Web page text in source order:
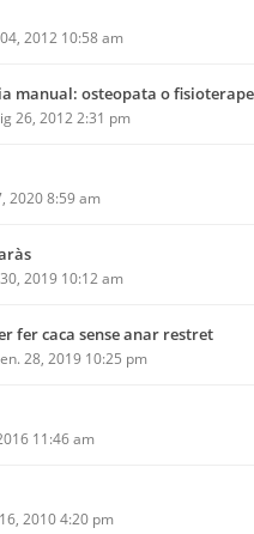
2012 10:58 am
manual: osteopata o
26, 2012 2:31 pm
2020 8:59 am
2019 10:12 am
fer caca sense anar restret
28, 2019 10:25 pm
11:46 am
2010 4:20 pm